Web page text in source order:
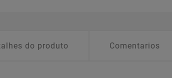
do produto Comentarios